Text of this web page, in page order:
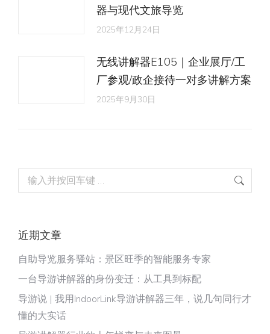
器与现代文旅导览
2025年12月24日
无线讲解器E105｜企业展厅/工
厂参观/政企接待一对多讲解方案
2025年9月30日
Search:
近期文章
自助导览服务驿站：景区旺季的智能服务专家
一台导游讲解器的身份变迁：从工具到标配
导游说 | 我用IndoorLink导游讲解器三年，说几句同行才
懂的大实话